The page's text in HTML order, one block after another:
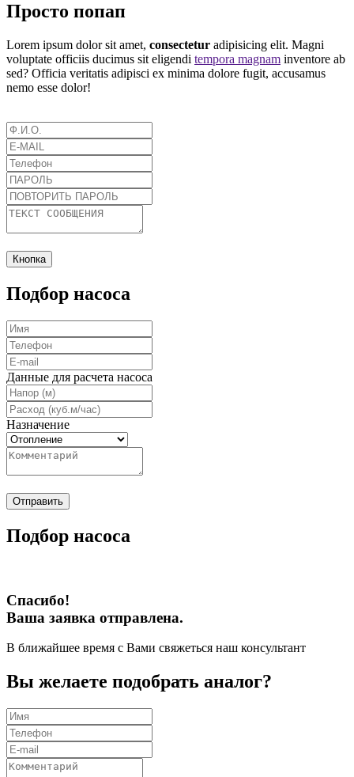
Просто попап
Lorem ipsum dolor sit amet, consectetur adipisicing elit. Magni
voluptate officiis ducimus sit eligendi tempora magnam inventore ab
sed? Officia veritatis adipisci ex minima dolore fugit, accusamus
nemo esse dolor!
Кнопка
Подбор насоса
Данные для расчета насоса
Назначение
Отправить
Подбор насоса
Спасибо!
Ваша заявка отправлена.
В ближайшее время с Вами свяжеться наш консультант
Вы желаете подобрать аналог?